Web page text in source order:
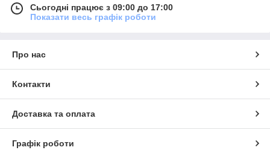
Сьогодні працює з 09:00 до 17:00
Показати весь графік роботи
Про нас
Контакти
Доставка та оплата
Графік роботи